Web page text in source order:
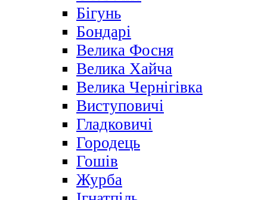
Бігунь
Бондарі
Велика Фосня
Велика Хайча
Велика Чернігівка
Виступовичі
Гладковичі
Городець
Гошів
Журба